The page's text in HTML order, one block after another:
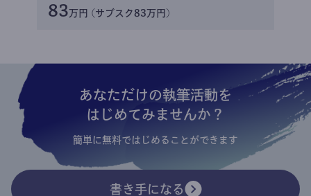
83万円 (サブスク83万円)
あなただけの執筆活動を
はじめてみませんか？
簡単に無料ではじめることができます
書き手になる